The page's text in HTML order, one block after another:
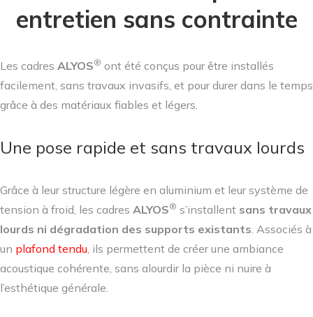
entretien sans contrainte
Les cadres ALYOS® ont été conçus pour être installés
facilement, sans travaux invasifs, et pour durer dans le temps
grâce à des matériaux fiables et légers.
Une pose rapide et sans travaux lourds
Grâce à leur structure légère en aluminium et leur système de
tension à froid, les cadres ALYOS® s’installent sans travaux
lourds ni dégradation des supports existants . Associés à
un plafond tendu , ils permettent de créer une ambiance
acoustique cohérente, sans alourdir la pièce ni nuire à
l’esthétique générale.